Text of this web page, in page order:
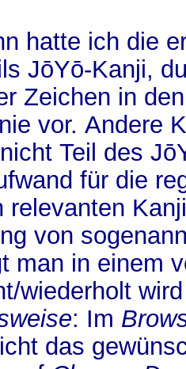
hatte ich die
JōYō-Kanji,
Zeichen in
vor. Andere
Teil des
für die
relevanten
von
man in einem
wiederholt
: Im
das